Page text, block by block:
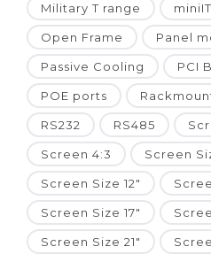
Military T range
Open Frame Panel
Passive Cooling PCI
POE ports
RS232 RS485
Screen 4:3 Screen
Screen Size 12"
Screen Size 17"
Screen Size 21"